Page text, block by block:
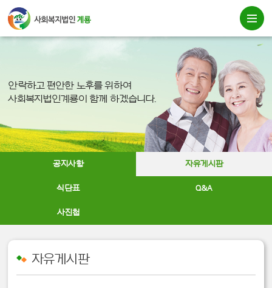
안락하고 편안한 노후를 위하여
사회복지법인계룡이 함께 하겠습니다.
공지사항 자유게시판
식단표 Q&A
사진첩
자유게시판